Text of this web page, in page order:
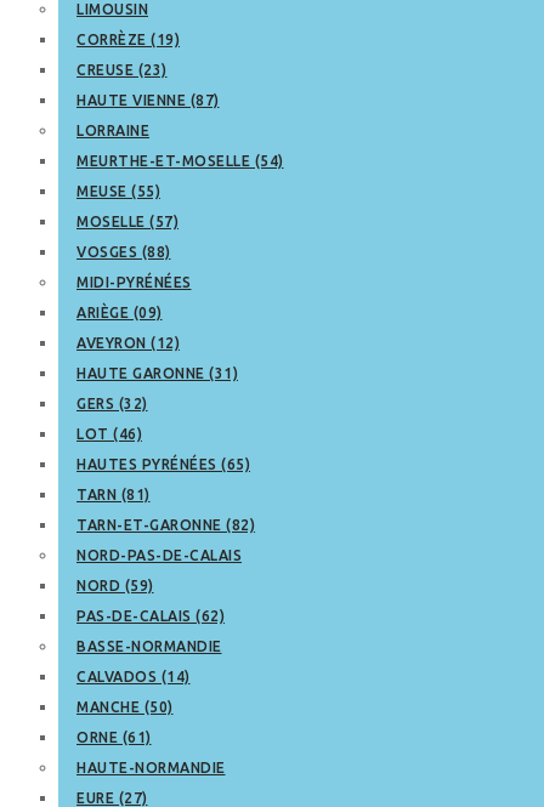
LIMOUSIN
CORRÈZE (19)
CREUSE (23)
HAUTE VIENNE (87)
LORRAINE
MEURTHE-ET-MOSELLE (54)
MEUSE (55)
MOSELLE (57)
VOSGES (88)
MIDI-PYRÉNÉES
ARIÈGE (09)
AVEYRON (12)
HAUTE GARONNE (31)
GERS (32)
LOT (46)
HAUTES PYRÉNÉES (65)
TARN (81)
TARN-ET-GARONNE (82)
NORD-PAS-DE-CALAIS
NORD (59)
PAS-DE-CALAIS (62)
BASSE-NORMANDIE
CALVADOS (14)
MANCHE (50)
ORNE (61)
HAUTE-NORMANDIE
EURE (27)